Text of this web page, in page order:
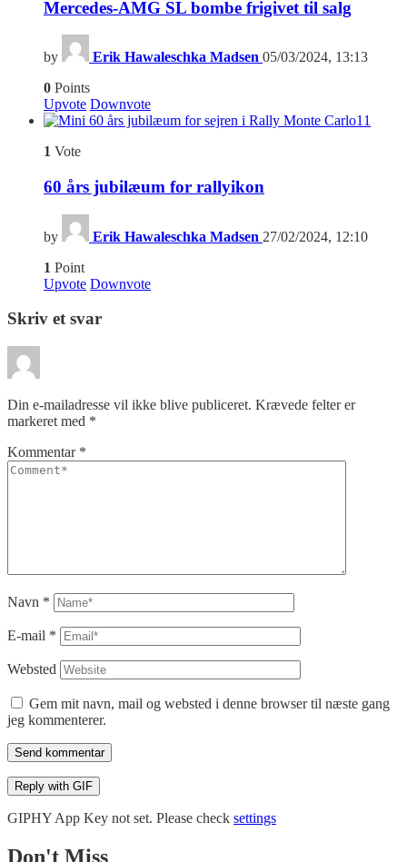
Mercedes-AMG SL bombe frigivet til salg
by Erik Hawaleschka Madsen 05/03/2024, 13:13
0 Points
Upvote Downvote
11
1 Vote
60 års jubilæum for rallyikon
by Erik Hawaleschka Madsen 27/02/2024, 12:10
1 Point
Upvote Downvote
Skriv et svar
Din e-mailadresse vil ikke blive publiceret. Krævede felter er
markeret med *
Kommentar *
Navn *
E-mail *
Websted
Gem mit navn, mail og websted i denne browser til næste gang
jeg kommenterer.
Send kommentar
Reply with GIF
GIPHY App Key not set. Please check settings
Don't Miss